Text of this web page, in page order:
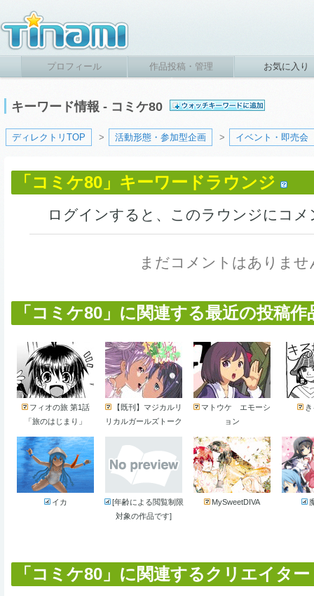
プロフィール 作品投稿・管理 お気に入り
キーワード情報 - コミケ80
ディレクトリTOP > 活動形態・参加型企画 > イベント・即売会
「コミケ80」キーワードラウンジ
ログインすると、このラウンジにコ
まだコメントはありませ
「コミケ80」に関連する最近の投稿作
フィオの旅 第1話
「旅のはじまり」
【既刊】マジカルリ
リカルガールズトーク
マトウケ エモーシ
ョン
イカ
[年齢による閲覧制限
対象の作品です]
MySweetDIVA
「コミケ80」に関連するクリエイター